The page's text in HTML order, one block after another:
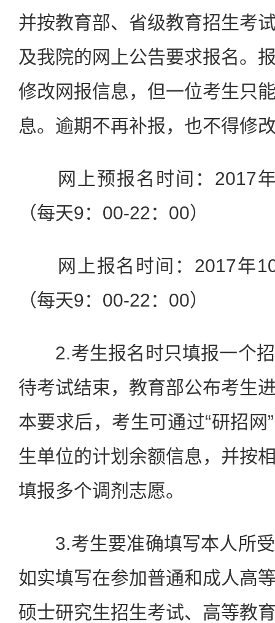
并按教育部、省级教育招生考
及我院的网上公告要求报名。
修改网报信息，但一位考生只
息。逾期不再补报，也不得修
网上预报名时间：2017年
（每天9：00-22：00）
网上报名时间：2017年10
（每天9：00-22：00）
2.考生报名时只填报一个招
待考试结束，教育部公布考生
本要求后，考生可通过“研招网
生单位的计划余额信息，并按
填报多个调剂志愿。
3.考生要准确填写本人所受
如实填写在参加普通和成人高
硕士研究生招生考试、高等教